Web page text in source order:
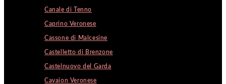
Canale di Tenno
Caprino Veronese
Cassone di Malcesine
Castelletto di Brenzone
Castelnuovo del Garda
Cavaion Veronese